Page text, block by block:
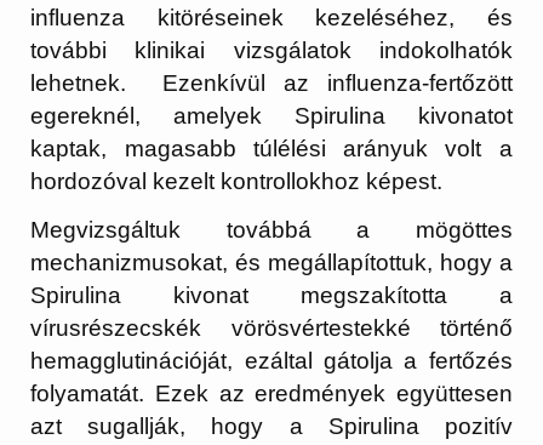
influenza kitöréseinek kezeléséhez, és
további klinikai vizsgálatok indokolhatók
lehetnek. Ezenkívül az influenza-fertőzött
egereknél, amelyek Spirulina kivonatot
kaptak, magasabb túlélési arányuk volt a
hordozóval kezelt kontrollokhoz képest.
Megvizsgáltuk továbbá a mögöttes
mechanizmusokat, és megállapítottuk, hogy a
Spirulina kivonat megszakította a
vírusrészecskék vörösvértestekké történő
hemagglutinációját, ezáltal gátolja a fertőzés
folyamatát. Ezek az eredmények együttesen
azt sugallják, hogy a Spirulina pozitív